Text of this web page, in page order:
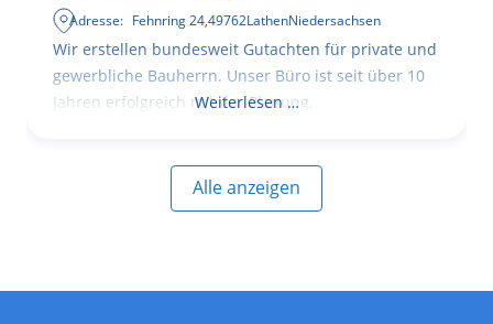
Adresse: Fehnring 24,49762LathenNiedersachsen
Wir erstellen bundesweit Gutachten für private und
gewerbliche Bauherrn. Unser Büro ist seit über 10
Jahren erfolgreich mit der Planung,
Weiterlesen …
Alle anzeigen